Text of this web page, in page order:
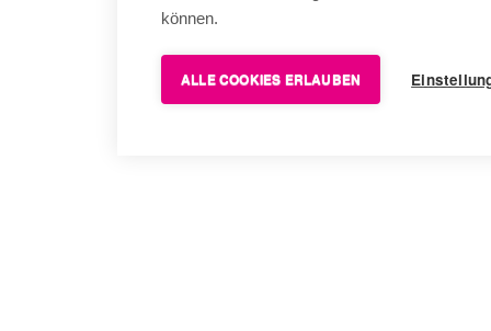
können.
ALLE COOKIES ERLAUBEN